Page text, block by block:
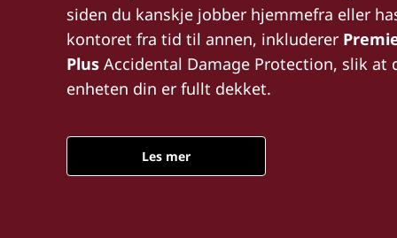
siden du kanskje jobber hjemmefra eller
kontoret fra tid til annen, inkluderer
Plus Accidental Damage Protection, slik at
enheten din er fullt dekket.
Les mer